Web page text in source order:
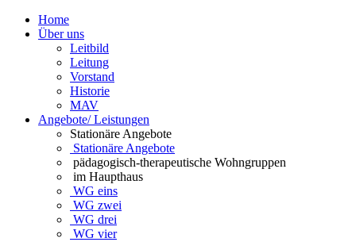
Home
Über uns
Leitbild
Leitung
Vorstand
Historie
MAV
Angebote/ Leistungen
Stationäre Angebote
Stationäre Angebote
pädagogisch-therapeutische Wohngruppen
im Haupthaus
WG eins
WG zwei
WG drei
WG vier